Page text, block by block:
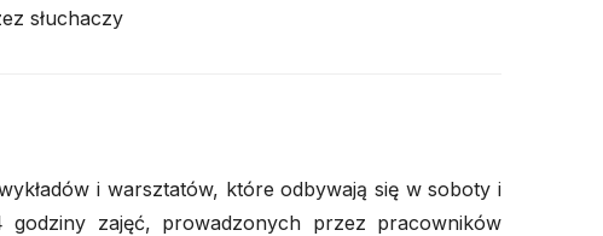
słuchaczy
i warsztatów, które odbywają się w soboty i
godziny zajęć, prowadzonych przez pracowników